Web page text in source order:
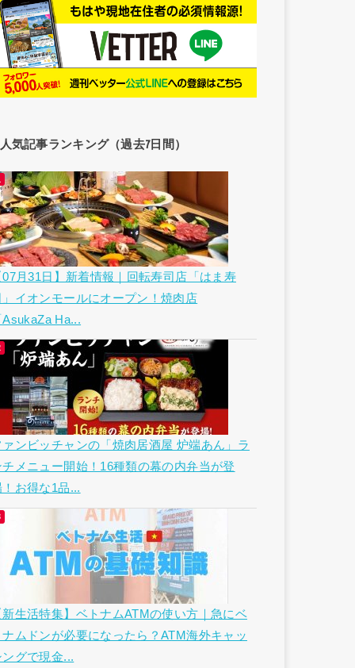
人気記事ランキング（過去7日間）
07月31日】新着情報｜回転寿司店「はま寿
」イオンモールにオープン！焼肉店
AsukaZa Ha...
ァンビッチャンの「焼肉居酒屋 炉端あん」ラ
チメニュー開始！16種類の幕の内弁当が登
！お得な1品...
新生活特集】ベトナムATMの使い方｜急にベ
ナムドンが必要になったら？ATM海外キャッ
ングで現金...